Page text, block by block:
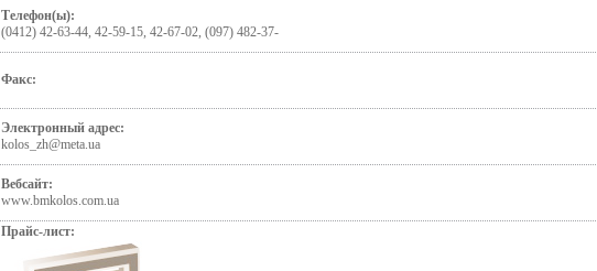
Телефон(ы):
(0412) 42-63-44, 42-59-15, 42-67-02, (097) 482-37-
Факс:
Электронный адрес:
kolos_zh@meta.ua
Вебсайт:
www.bmkolos.com.ua
Прайс-лист: